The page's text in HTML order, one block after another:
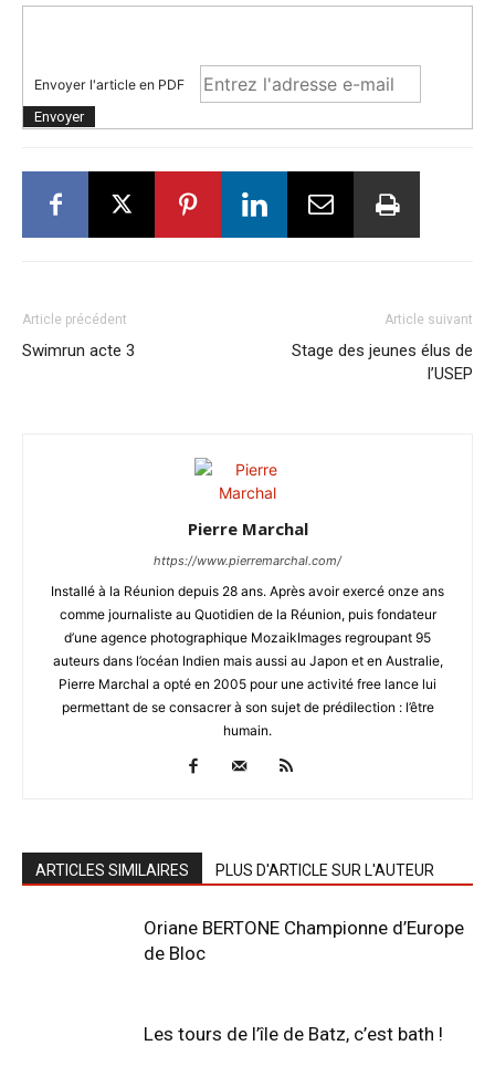
Envoyer l'article en PDF
Article précédent
Swimrun acte 3
Article suivant
Stage des jeunes élus de
l’USEP
Pierre Marchal
https://www.pierremarchal.com/
Installé à la Réunion depuis 28 ans. Après avoir exercé onze ans
comme journaliste au Quotidien de la Réunion, puis fondateur
d’une agence photographique MozaikImages regroupant 95
auteurs dans l’océan Indien mais aussi au Japon et en Australie,
Pierre Marchal a opté en 2005 pour une activité free lance lui
permettant de se consacrer à son sujet de prédilection : l’être
humain.
ARTICLES SIMILAIRES PLUS D'ARTICLE SUR L'AUTEUR
Oriane BERTONE Championne d’Europe
de Bloc
Les tours de l’île de Batz, c’est bath !